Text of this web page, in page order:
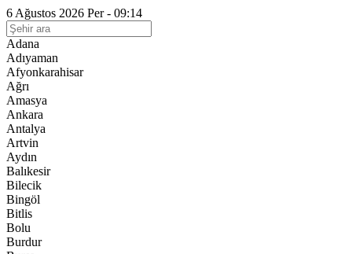
6 Ağustos 2026 Per - 09:14
Adana
Adıyaman
Afyonkarahisar
Ağrı
Amasya
Ankara
Antalya
Artvin
Aydın
Balıkesir
Bilecik
Bingöl
Bitlis
Bolu
Burdur